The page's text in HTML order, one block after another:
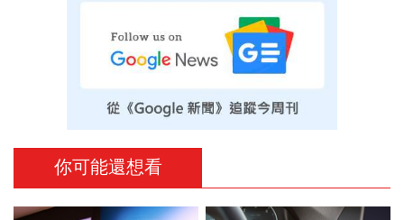
你可能還想看